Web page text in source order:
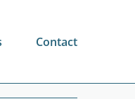
Contact